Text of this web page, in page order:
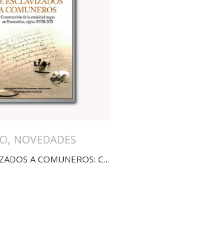
, NOVEDADES
DE ESCLAVIZADOS A COMUNEROS: CONSTRUCCIÓN DE LA ETNICIDAD NEGRA EN ESMERALDAS, SIGLOS XVIII-XIX